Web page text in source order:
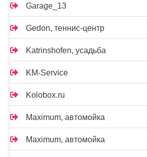
Garage_13
Gedon, теннис-центр
Katrinshofen, усадьба
KM-Service
Kolobox.ru
Maximum, автомойка
Maximum, автомойка